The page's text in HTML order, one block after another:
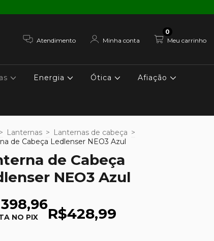
Atendimento Minha conta Meu carrinho
0
Energia Ótica Afiação
> Lanternas > Lanternas de cabeça >
de Cabeça Ledlenser NEO3 Azul
de Cabeça
NEO3 Azul
NO PIX
R$428,99